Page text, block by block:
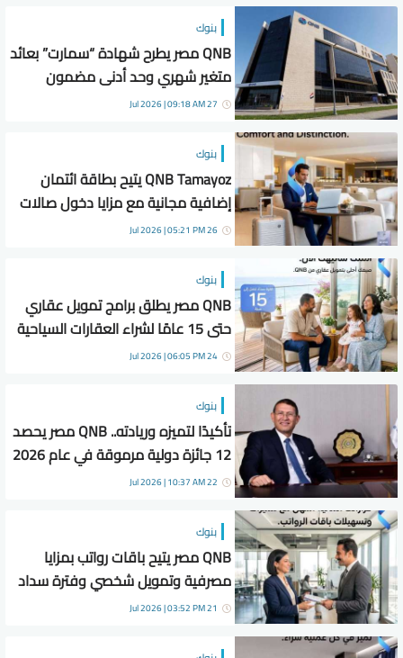
بنوك
QNB مصر يطرح شهادة “سمارت” بعائد
متغير شهري وحد أدنى مضمون
17.25%
27 Jul 2026 | 09:18 AM
بنوك
QNB Tamayoz يتيح بطاقة ائتمان
إضافية مجانية مع مزايا دخول صالات
المطارات العالمية
26 Jul 2026 | 05:21 PM
بنوك
QNB مصر يطلق برامج تمويل عقاري
حتى 15 عامًا لشراء العقارات السياحية
24 Jul 2026 | 06:05 PM
بنوك
تأكيدًا لتميزه وريادته.. QNB مصر يحصد
12 جائزة دولية مرموقة في عام 2026
22 Jul 2026 | 10:37 AM
بنوك
QNB مصر يتيح باقات رواتب بمزايا
مصرفية وتمويل شخصي وفترة سداد
مرنة
21 Jul 2026 | 03:52 PM